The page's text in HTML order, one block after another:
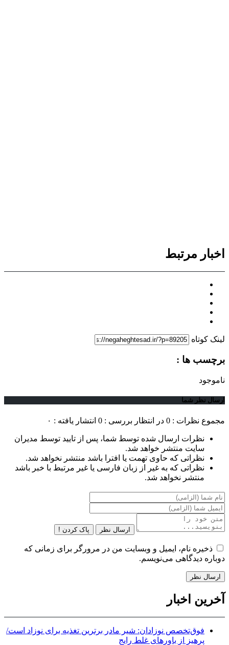
اخبار مرتبط
لینک کوتاه
برچسب ها :
ناموجود
ارسال نظر شما
مجموع نظرات : 0 در انتظار بررسی : 0 انتشار یافته : ۰
نظرات ارسال شده توسط شما، پس از تایید توسط مدیران
سایت منتشر خواهد شد.
نظراتی که حاوی تهمت یا افترا باشد منتشر نخواهد شد.
نظراتی که به غیر از زبان فارسی یا غیر مرتبط با خبر باشد
منتشر نخواهد شد.
ارسال نظر پاک کردن !
ذخیره نام، ایمیل و وبسایت من در مرورگر برای زمانی که
دوباره دیدگاهی می‌نویسم.
آخرین اخبار
فوق‌تخصص نوزادان: شیر مادر برترین تغذیه برای نوزاد است/
پرهیز از باورهای غلط رایج